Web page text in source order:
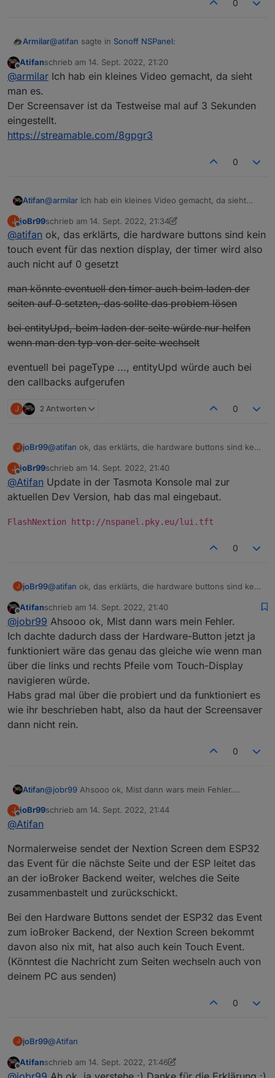
0
Armilar@atifan sagte in Sonoff NSPanel:
@ armilarsagte inSonoff NSPanel:
Kann den Fehler nicht reproduzieren. Habe
cardEnities 2 Minuten lang geswitcht. Das
Ding bleibt hell... bei mir
den mal auf 5 Sekunden und emuliere das mal mit 10
cardEntities hintereinander - denke das wird wohl
morgen erst...
N8
Offline
Atifanschrieb am 14. Sept. 2022, 21:20
zuletzt editiert von
@armilar Ich hab ein kleines Video gemacht, da sieht
man es.
Der Screensaver ist da Testweise mal auf 3 Sekunden
eingestellt.
https://streamable.com/8gpgr3
0
Atifan@armilar Ich hab ein kleines Video gemacht, da sieht
Der Screensaver ist da Testweise mal auf 3 Sekunden
eingestellt.
https://streamable.com/8gpgr3
J
Offline
joBr99schrieb am 14. Sept. 2022, 21:34
zuletzt editiert von joBr99
@atifan ok, das erklärts, die hardware buttons sind kein
touch event für das nextion display, der timer wird also
auch nicht auf 0 gesetzt
man könnte eventuell den timer auch beim laden der
seiten auf 0 setzten, das sollte das problem lösen
bei entityUpd, beim laden der seite würde nur helfen
wenn man den typ von der seite wechselt
eventuell bei pageType ..., entityUpd würde auch bei
den callbacks aufgerufen
J 2 Antworten 0
J joBr99@atifan ok, das erklärts, die hardware buttons sind kein
auch nicht auf 0 gesetzt
man könnte eventuell den timer auch beim laden der
seiten auf 0 setzten, das sollte das problem lösen
bei entityUpd, beim laden der seite würde nur helfen
wenn man den typ von der seite wechselt
eventuell bei pageType ..., entityUpd würde auch bei
den callbacks aufgerufen
J
Offline
joBr99schrieb am 14. Sept. 2022, 21:40
zuletzt editiert von
@Atifan Update in der Tasmota Konsole mal zur
aktuellen Dev Version, hab das mal eingebaut.
FlashNextion http://nspanel.pky.eu/lui.tft
0
J joBr99@atifan ok, das erklärts, die hardware buttons sind kein
auch nicht auf 0 gesetzt
man könnte eventuell den timer auch beim laden der
seiten auf 0 setzten, das sollte das problem lösen
bei entityUpd, beim laden der seite würde nur helfen
wenn man den typ von der seite wechselt
eventuell bei pageType ..., entityUpd würde auch bei
den callbacks aufgerufen
Offline
Atifanschrieb am 14. Sept. 2022, 21:40
zuletzt editiert von
@jobr99 Ahsooo ok, Mist dann wars mein Fehler.
Ich dachte dadurch dass der Hardware-Button jetzt ja
funktioniert wäre das genau das gleiche wie wenn man
über die links und rechts Pfeile vom Touch-Display
navigieren würde.
Habs grad mal über die probiert und da funktioniert es
wie ihr beschrieben habt, also da haut der Screensaver
dann nicht rein.
0
Atifan@jobr99 Ahsooo ok, Mist dann wars mein Fehler.
funktioniert wäre das genau das gleiche wie wenn man
Habs grad mal über die probiert und da funktioniert es
wie ihr beschrieben habt, also da haut der Screensaver
J
Offline
joBr99schrieb am 14. Sept. 2022, 21:44
zuletzt editiert von
@Atifan
Normalerweise sendet der Nextion Screen dem ESP32
das Event für die nächste Seite und der ESP leitet das
an der ioBroker Backend weiter, welches die Seite
zusammenbastelt und zurückschickt.
Bei den Hardware Buttons sendet der ESP32 das Event
zum ioBroker Backend, der Nextion Screen bekommt
davon also nix mit, hat also auch kein Touch Event.
(Könntest die Nachricht zum Seiten wechseln auch von
deinem PC aus senden)
0
J joBr99@Atifan
Normalerweise sendet der Nextion Screen dem ESP32
Offline
Atifanschrieb am 14. Sept. 2022, 21:46
zuletzt editiert von Atifan